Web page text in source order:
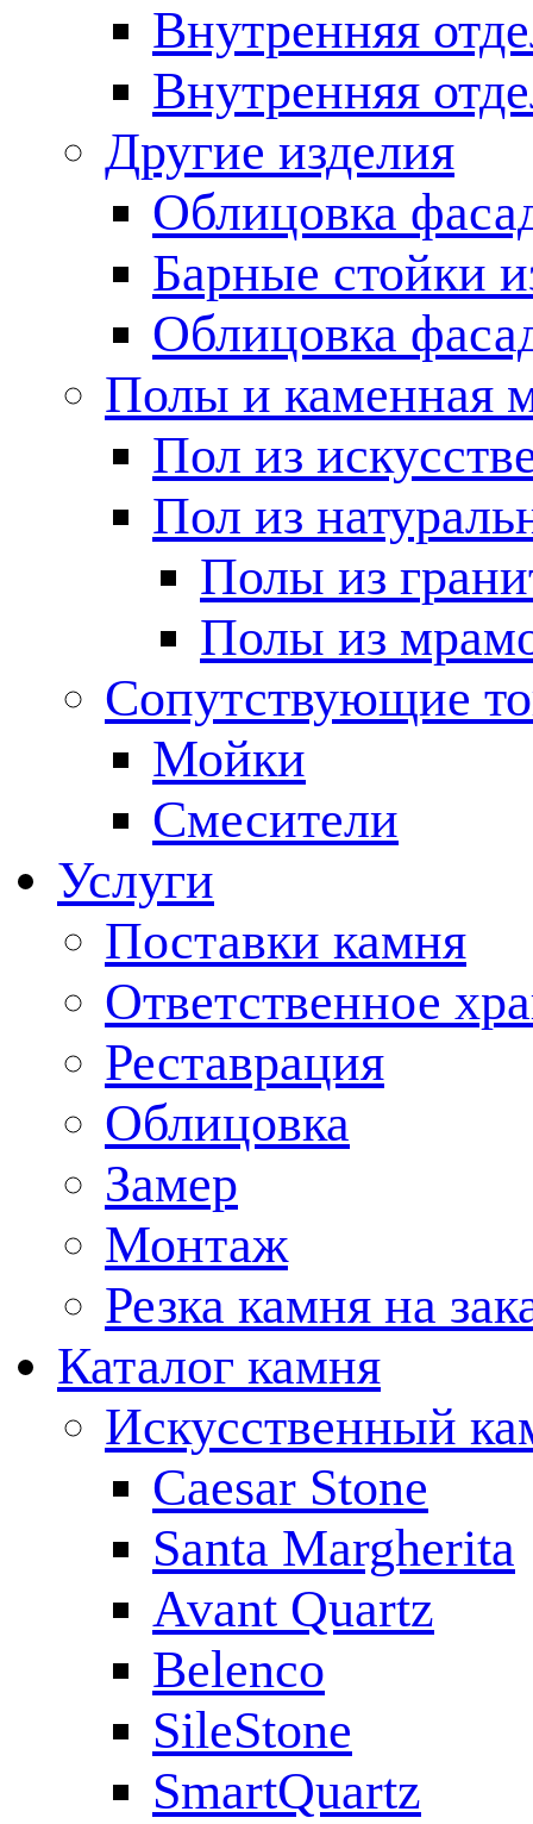
Внутренняя
Внутренняя
Другие изделия
Облицовка
Барные стойки
Облицовка
Полы и каменная
Пол из
Пол из
Полы из
Полы из
Сопутствующие
Мойки
Смесители
Услуги
Поставки камня
Ответственное
Реставрация
Облицовка
Замер
Монтаж
Резка камня на
Каталог камня
Искусственный
Caesar Stone
Santa Margherita
Avant Quartz
Belenco
SileStone
SmartQuartz